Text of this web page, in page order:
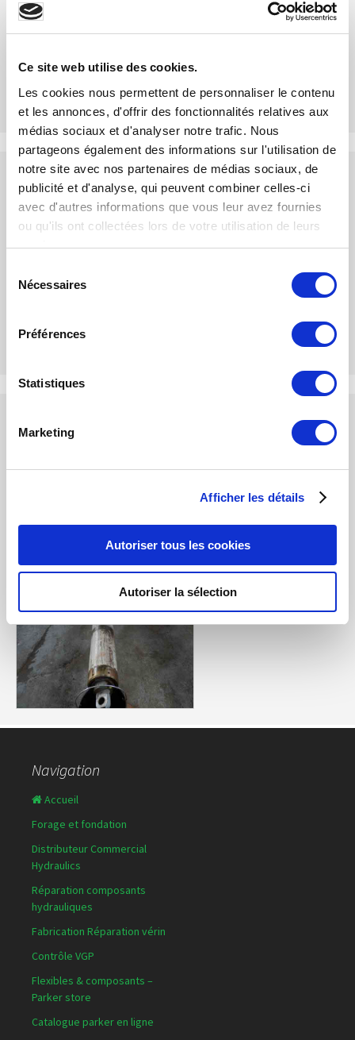
Ce site web utilise des cookies.
Les cookies nous permettent de personnaliser le contenu
et les annonces, d'offrir des fonctionnalités relatives aux
médias sociaux et d'analyser notre trafic. Nous
partageons également des informations sur l'utilisation de
notre site avec nos partenaires de médias sociaux, de
publicité et d'analyse, qui peuvent combiner celles-ci
avec d'autres informations que vous leur avez fournies
ou qu'ils ont collectées lors de votre utilisation de leurs
services.
Nécessaires
Préférences
Statistiques
Marketing
Afficher les détails
Autoriser tous les cookies
Autoriser la sélection
TEC-HYDRO RECRUTE
1 TECHNICIEN HYDRAULICIEN H/F - MONTEREAU (77)
Distributeur exclusif
Partenaire des grands chantiers d'île de France, TEC-Hydro en 77
Navigation
Accueil
Forage et fondation
Distributeur Commercial
Hydraulics
Réparation composants
hydrauliques
Fabrication Réparation vérin
Contrôle VGP
Flexibles & composants –
Parker store
Catalogue parker en ligne